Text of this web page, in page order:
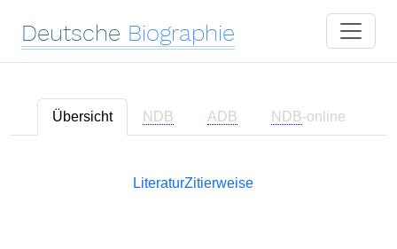
Deutsche Biographie
Übersicht NDB ADB NDB-online
LiteraturZitierweise